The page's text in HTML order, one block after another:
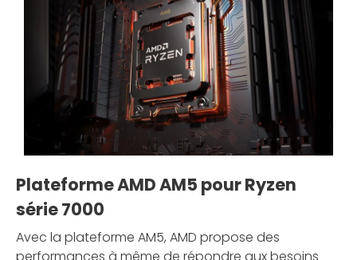
Plateforme AMD AM5 pour Ryzen
série 7000
Avec la plateforme AM5, AMD propose des
performances à même de répondre aux besoins